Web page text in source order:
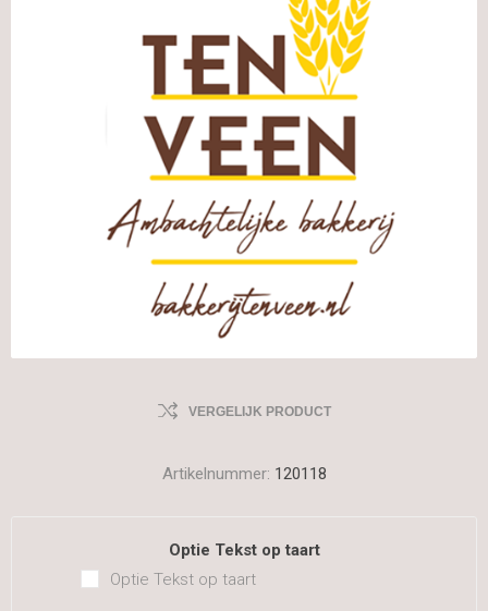
VERGELIJK PRODUCT
Artikelnummer: 120118
Optie Tekst op taart
Optie Tekst op taart